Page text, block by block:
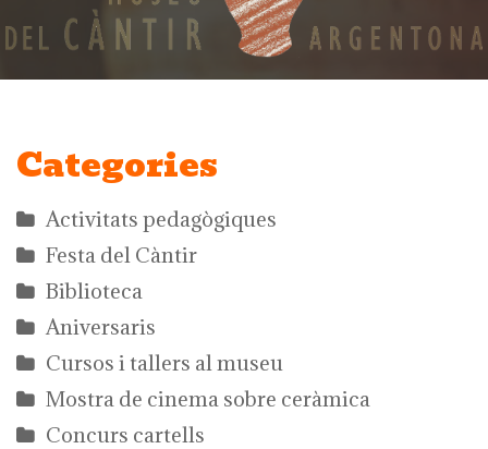
Categories
Activitats pedagògiques
Festa del Càntir
Biblioteca
Aniversaris
Cursos i tallers al museu
Mostra de cinema sobre ceràmica
Concurs cartells